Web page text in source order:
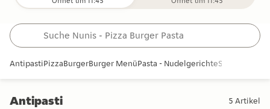
AntipastiPizzaBurgerBurger MenüPasta - NudelgerichteSnacks und
Antipasti
5 Artikel